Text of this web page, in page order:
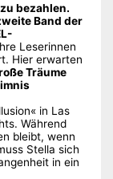
bezahlen.
Band der
Leserinnen
Hier erwarten
Träume
in Las
Während
bleibt, wenn
Stella sich
in ein